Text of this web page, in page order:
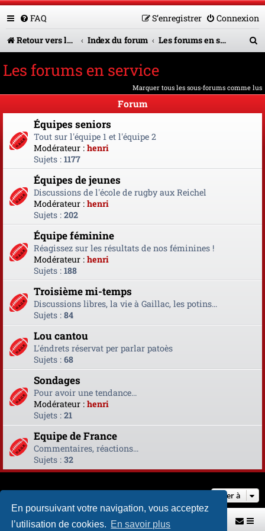
En poursuivant votre navigation, vous acceptez
l’utilisation de cookies. En savoir plus
FAQ Connexion
S’enregistrer
Retour vers le site U.A.G.R.
Index du forum Les forums en service
h
e
h
Les forums en service
Marquer tous les sous-forums comme lus
Forum
Équipes seniors
Tout sur l'équipe 1 et l'équipe 2
Modérateur : henri
Sujets : 1177
Équipes de jeunes
Discussions de l'école de rugby aux Reichel
Modérateur : henri
Sujets : 202
Équipe féminine
Réagissez sur les résultats de nos féminines !
Modérateur : henri
Sujets : 188
Troisième mi-temps
Discussions libres, la vie à Gaillac, les potins...
Sujets : 84
Lou cantou
L'éndrets réservat per parlar patoès
Sujets : 68
Sondages
Pour avoir une tendance...
Modérateur : henri
Sujets : 21
Equipe de France
Commentaires, réactions...
Sujets : 32
Aller à
Retour vers le site U.A.G.R. Index du forum